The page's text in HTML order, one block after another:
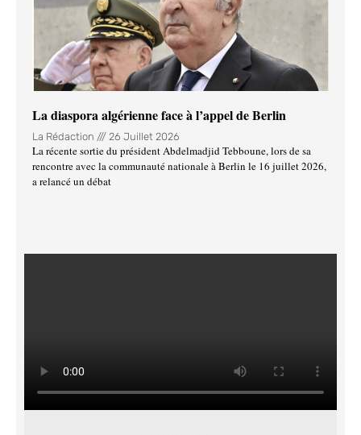
La diaspora algérienne face à l’appel de Berlin
La Rédaction 26 Juillet 2026
La récente sortie du président Abdelmadjid Tebboune, lors de sa
rencontre avec la communauté nationale à Berlin le 16 juillet 2026,
a relancé un débat